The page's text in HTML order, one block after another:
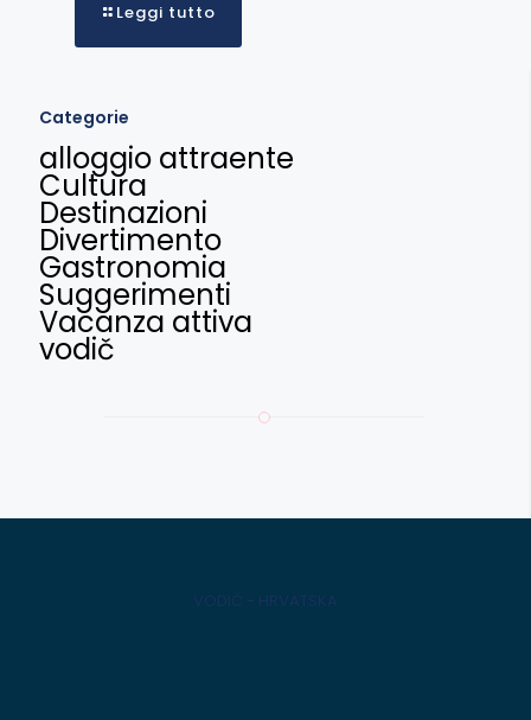
Leggi tutto
Categorie
alloggio attraente
Cultura
Destinazioni
Divertimento
Gastronomia
Suggerimenti
Vacanza attiva
vodič
VODIČ - HRVATSKA